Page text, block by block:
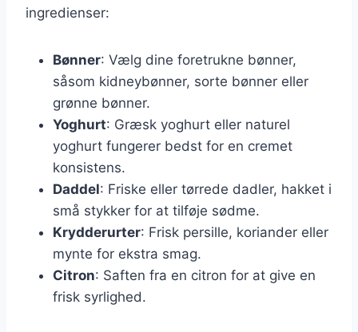
ingredienser:
Bønner: Vælg dine foretrukne bønner,
såsom kidneybønner, sorte bønner eller
grønne bønner.
Yoghurt: Græsk yoghurt eller naturel
yoghurt fungerer bedst for en cremet
konsistens.
Daddel: Friske eller tørrede dadler, hakket i
små stykker for at tilføje sødme.
Krydderurter: Frisk persille, koriander eller
mynte for ekstra smag.
Citron: Saften fra en citron for at give en
frisk syrlighed.